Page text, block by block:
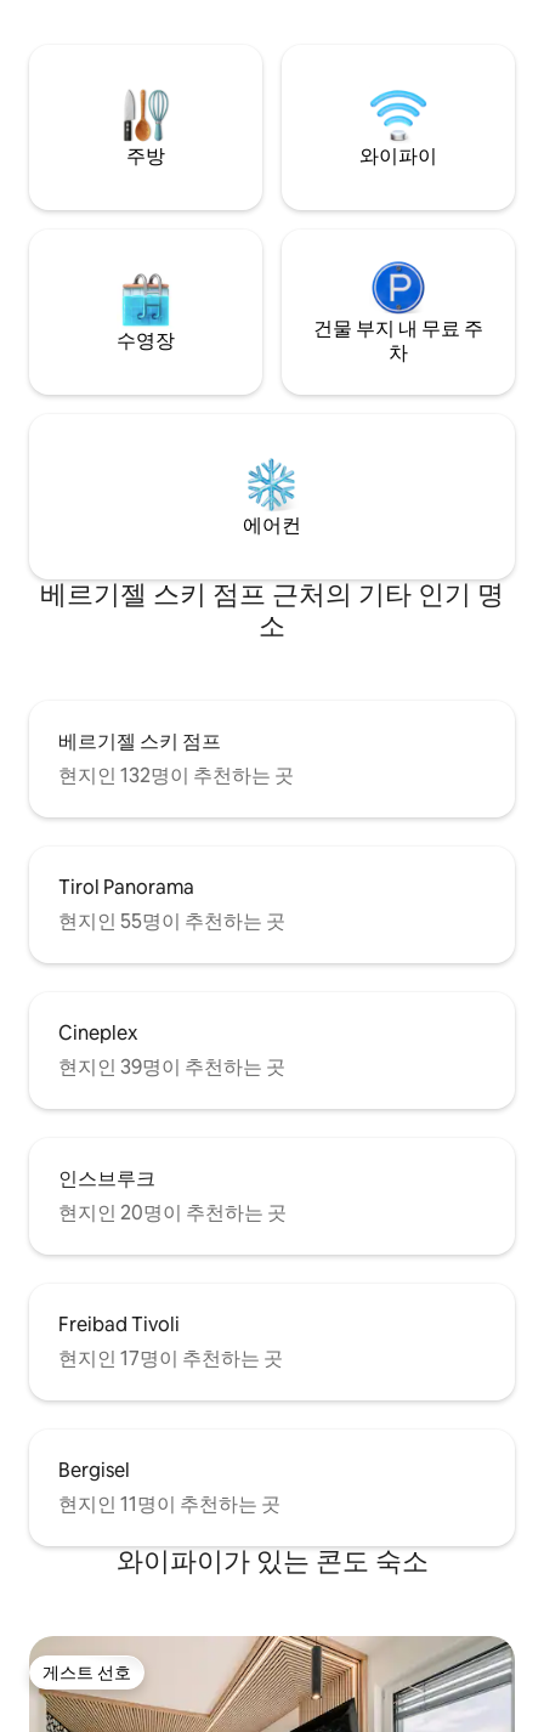
주방 와이파이
수영장
건물 부지 내 무료 주
차
에어컨
베르기젤 스키 점프 근처의 기타 인기 명
소
베르기젤 스키 점프
현지인 132명이 추천하는 곳
Tirol Panorama
현지인 55명이 추천하는 곳
Cineplex
현지인 39명이 추천하는 곳
인스브루크
현지인 20명이 추천하는 곳
Freibad Tivoli
현지인 17명이 추천하는 곳
Bergisel
현지인 11명이 추천하는 곳
와이파이가 있는 콘도 숙소
게스트 선호
게스트 선호